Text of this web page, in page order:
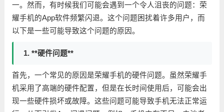
一。然而，有时候我们可能会遇到一个令人沮丧的问题：荣
耀手机的App软件频繁闪退。这个问题困扰着许多用户，而
以下是一些可能导致这个问题的原因。
1. **硬件问题**
首先，一个常见的原因是荣耀手机的硬件问题。虽然荣耀手
机采用了高端的硬件配置，但是在长时间使用后，可能会出
现一些硬件损坏或故障。这些问题可能导致手机无法正常运